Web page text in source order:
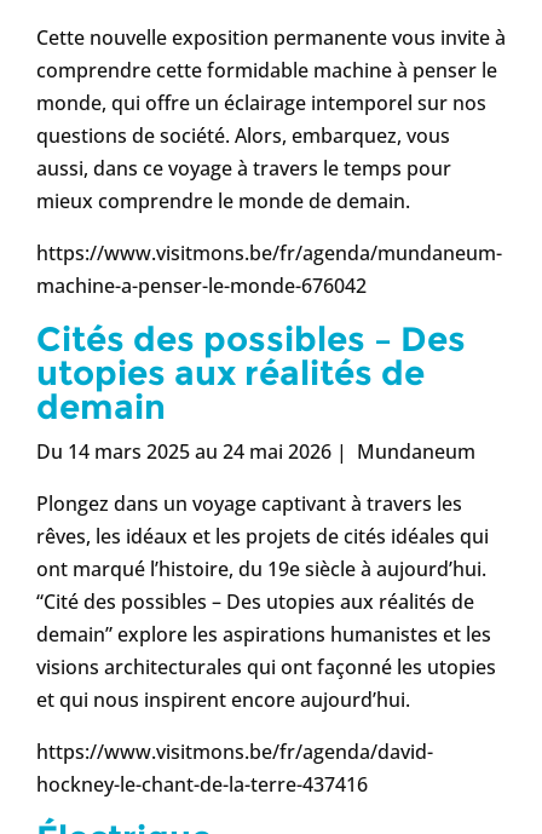
Cette nouvelle exposition permanente vous invite à
comprendre cette formidable machine à penser le
monde, qui offre un éclairage intemporel sur nos
questions de société. Alors, embarquez, vous
aussi, dans ce voyage à travers le temps pour
mieux comprendre le monde de demain.
https://www.visitmons.be/fr/agenda/mundaneum-
machine-a-penser-le-monde-676042
Cités des possibles – Des
utopies aux réalités de
demain
Du 14 mars 2025 au 24 mai 2026 | Mundaneum
Plongez dans un voyage captivant à travers les
rêves, les idéaux et les projets de cités idéales qui
ont marqué l’histoire, du 19e siècle à aujourd’hui.
“Cité des possibles – Des utopies aux réalités de
demain” explore les aspirations humanistes et les
visions architecturales qui ont façonné les utopies
et qui nous inspirent encore aujourd’hui.
https://www.visitmons.be/fr/agenda/david-
hockney-le-chant-de-la-terre-437416